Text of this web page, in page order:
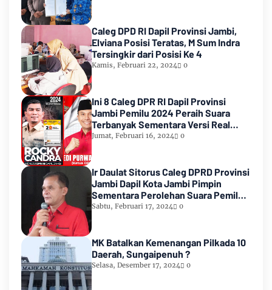
Caleg DPD RI Dapil Provinsi Jambi,
Elviana Posisi Teratas, M Sum Indra
Tersingkir dari Posisi Ke 4
Kamis, Februari 22, 2024 0
Ini 8 Caleg DPR RI Dapil Provinsi
Jambi Pemilu 2024 Peraih Suara
Terbanyak Sementara Versi Real
Count KPU RI
Jumat, Februari 16, 2024 0
Ir Daulat Sitorus Caleg DPRD Provinsi
Jambi Dapil Kota Jambi Pimpin
Sementara Perolehan Suara Pemilu
2024
Sabtu, Februari 17, 2024 0
MK Batalkan Kemenangan Pilkada 10
Daerah, Sungaipenuh ?
Selasa, Desember 17, 2024 0